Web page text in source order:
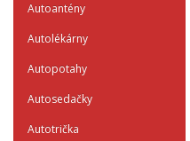
Autoantény
Autolékárny
Autopotahy
Autosedačky
Autotrička